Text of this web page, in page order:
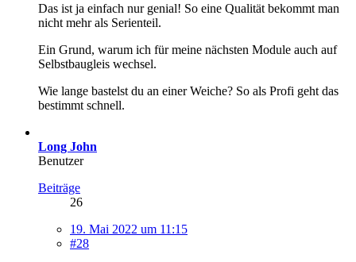
Das ist ja einfach nur genial! So eine Qualität bekommt man
nicht mehr als Serienteil.
Ein Grund, warum ich für meine nächsten Module auch auf
Selbstbaugleis wechsel.
Wie lange bastelst du an einer Weiche? So als Profi geht das
bestimmt schnell.
Long John
Benutzer
Beiträge
26
19. Mai 2022 um 11:15
#28